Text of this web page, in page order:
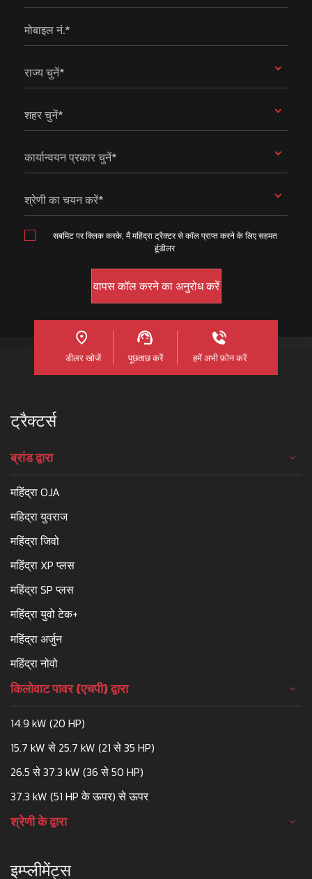
मोबाइल नं.*
राज्य चुनें*
शहर चुनें*
कार्यान्वयन प्रकार चुनें*
श्रेणी का चयन करें*
सबमिट पर क्लिक करके, मैं महिंद्रा ट्रैक्टर से कॉल प्राप्त करने के लिए सहमत
हूंडीलर
डीलर खोजें पूछताछ करें हमें अभी फ़ोन करें
ट्रैक्टर्स
ब्रांड द्वारा
महिंद्रा OJA
महिद्रा युवराज
महिंद्रा जिवो
महिंद्रा XP प्लस
महिंद्रा SP प्लस
महिंद्रा युवो टेक+
महिंद्रा अर्जुन
महिंद्रा नोवो
किलोवाट पावर (एचपी) द्वारा
14.9 kW (20 HP)
15.7 kW से 25.7 kW (21 से 35 HP)
26.5 से 37.3 kW (36 से 50 HP)
37.3 kW (51 HP के ऊपर) से ऊपर
श्रेणी के द्वारा
इम्प्लीमेंट्स